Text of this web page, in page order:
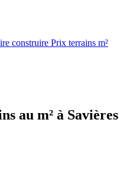
construire Prix terrains m²
au m² à Savières